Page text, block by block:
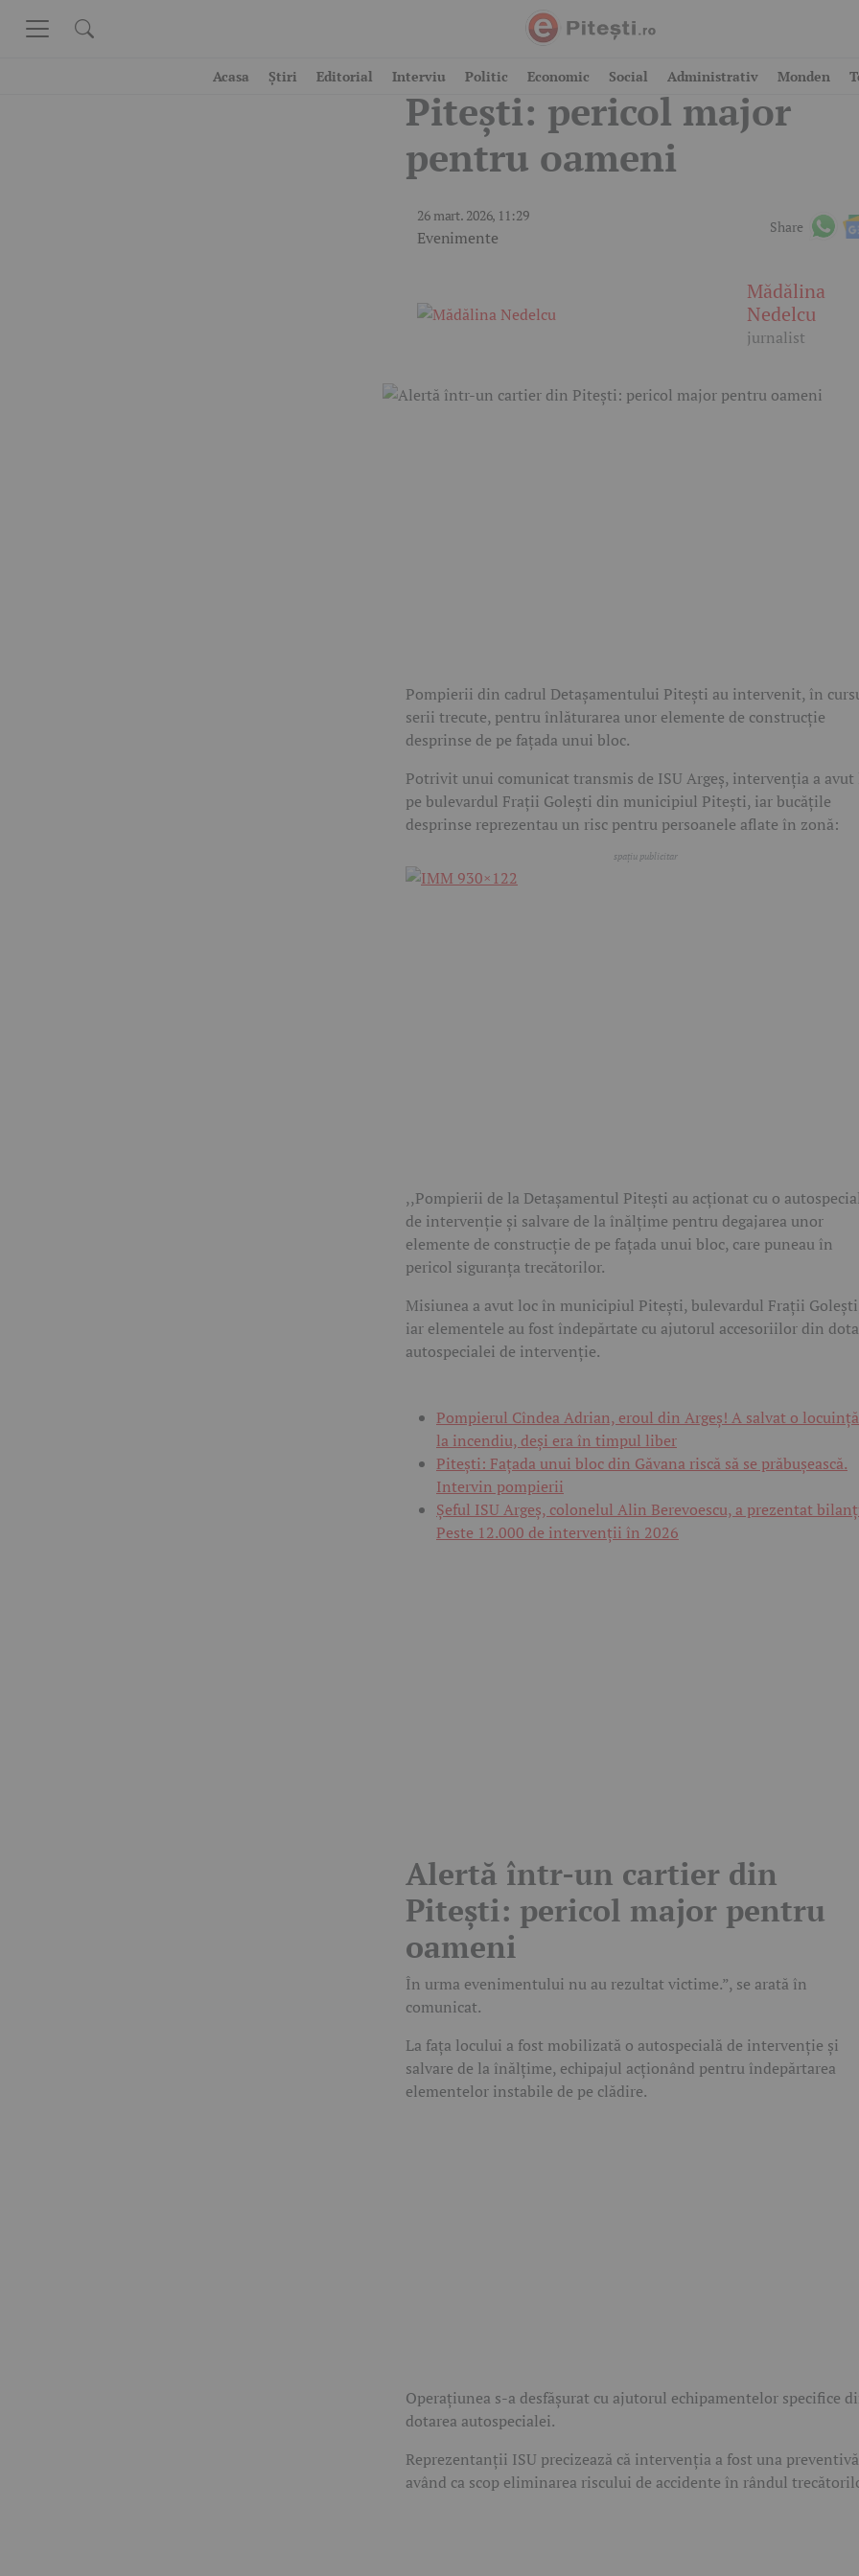
Acasa Știri Editorial Interviu Politic Economic Social Administrativ Monden
Alertă într-un cartier
Pitești: pericol major
pentru oameni
26 mart. 2026, 11:29
Evenimente
Share
Mădălina
Nedelcu
jurnalist
Pompierii din cadrul Detașamentului Pitești au intervenit, în
serii trecute, pentru înlăturarea unor elemente de construcție
desprinse de pe fațada unui bloc.
Potrivit unui comunicat transmis de ISU Argeș, intervenția a avut
pe bulevardul Frații Golești din municipiul Pitești, iar bucățile
desprinse reprezentau un risc pentru persoanele aflate în zonă:
,,Pompierii de la Detașamentul Pitești au acționat cu o
de intervenție și salvare de la înălțime pentru degajarea unor
elemente de construcție de pe fațada unui bloc, care puneau în
pericol siguranța trecătorilor.
Misiunea a avut loc în municipiul Pitești, bulevardul Frații
iar elementele au fost îndepărtate cu ajutorul accesoriilor din
autospecialei de intervenție.
Pompierul Cîndea Adrian, eroul din Argeș! A salvat o
la incendiu, deși era în timpul liber
Pitești: Fațada unui bloc din Găvana riscă să se prăbușească.
Intervin pompierii
Șeful ISU Argeș, colonelul Alin Berevoescu, a prezentat
Peste 12.000 de intervenții în 2026
Alertă într-un cartier din
Pitești: pericol major pentru
oameni
În urma evenimentului nu au rezultat victime.”, se arată în
comunicat.
La fața locului a fost mobilizată o autospecială de intervenție și
salvare de la înălțime, echipajul acționând pentru îndepărtarea
elementelor instabile de pe clădire.
Operațiunea s-a desfășurat cu ajutorul echipamentelor specifice
dotarea autospecialei.
Reprezentanții ISU precizează că intervenția a fost una
având ca scop eliminarea riscului de accidente în rândul